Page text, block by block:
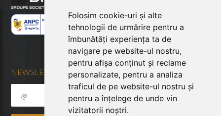
Folosim cookie-uri și alte
tehnologii de urmărire pentru a
îmbunătăți experiența ta de
navigare pe website-ul nostru,
pentru afișa conținut și reclame
personalizate, pentru a analiza
traficul de pe website-ul nostru și
pentru a înțelege de unde vin
vizitatorii noștri.
NEWSLETTER